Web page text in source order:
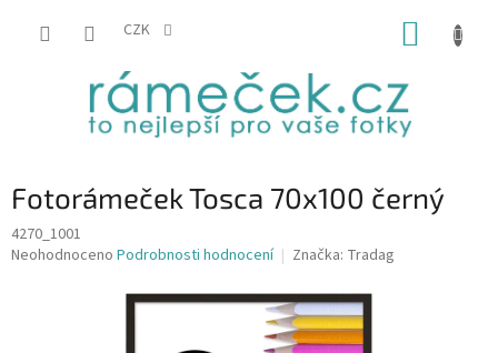
CZK
Fotorámeček Tosca 70x100 černý
4270_1001
Průměrné
Neohodnoceno Podrobnosti hodnocení Značka: Tradag